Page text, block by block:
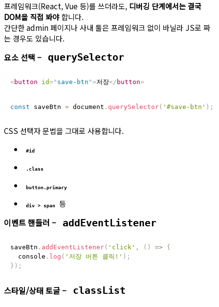
프레임워크(React, Vue 등)를 쓰더라도, 디버깅 단계에서는 결국
DOM을 직접 봐야합니다.
간단한 admin 페이지나 사내 툴은 프레임워크 없이 바닐라 JS로 짜
는 경우도 있습니다.
요소 선택 – querySelector
<button id=" save-btn ">저장</ button>
const saveBtn = document . querySelector( '#save-btn' ) ;
CSS 선택자 문법을 그대로 사용합니다.
#id
.class
button.primary
div > span 등
이벤트 핸들러 – addEventListener
saveBtn . addEventListener( 'click' , ( ) =>
{
  console
. log ( '저장 버튼 클릭!' ) ;
} ) ;
스타일/상태 토글 – classList